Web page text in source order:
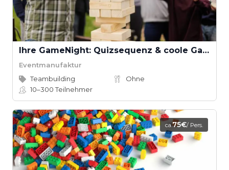
Ihre GameNight: Quizsequenz & coole Games
Eventmanufaktur
Teambuilding
Ohne
10–300Teilnehmer
ca.75€/ Pers.